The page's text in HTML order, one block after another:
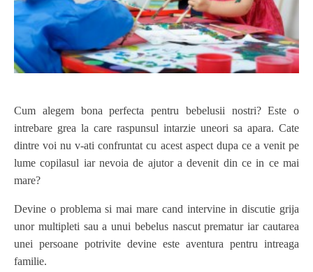
Cum alegem bona perfecta pentru bebelusii nostri? Este o
intrebare grea la care raspunsul intarzie uneori sa apara. Cate
dintre voi nu v-ati confruntat cu acest aspect dupa ce a venit pe
lume copilasul iar nevoia de ajutor a devenit din ce in ce mai
mare?
Devine o problema si mai mare cand intervine in discutie grija
unor multipleti sau a unui bebelus nascut prematur iar cautarea
unei persoane potrivite devine este aventura pentru intreaga
familie.